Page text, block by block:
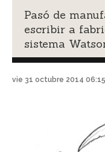
Pasó de
escribir a
sistema
vie 31 octubre 2014